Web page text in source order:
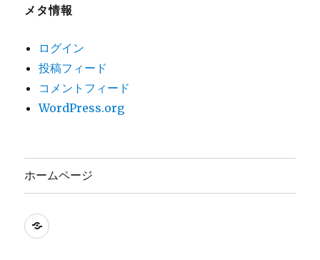
メタ情報
ログイン
投稿フィード
コメントフィード
WordPress.org
ホームページ
ホ